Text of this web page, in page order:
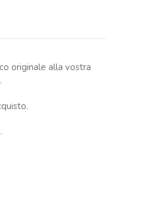
originale alla vostra
.